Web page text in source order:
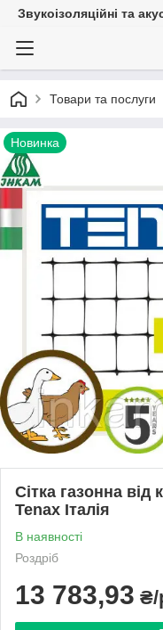
Звукоізоляційні та
Товари та послуги
Новинка
Сітка газонна від
Tenax Італія
В наявності
Роздріб
13 783,93 ₴/